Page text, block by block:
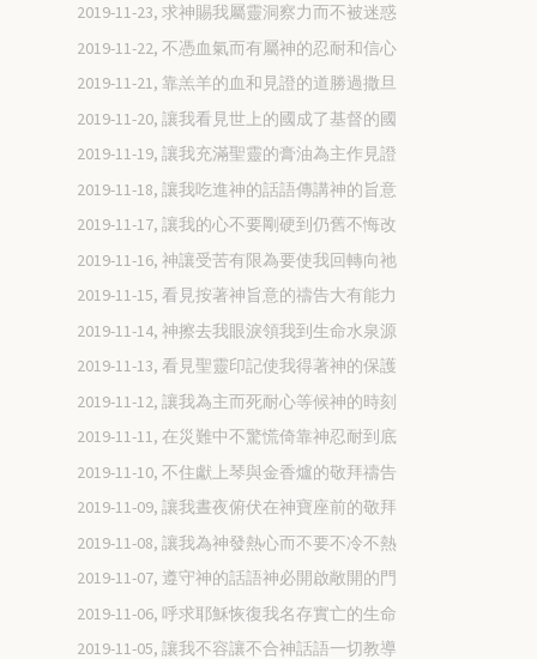
2019-11-23, 求神賜我屬靈洞察力而不被迷惑
2019-11-22, 不憑血氣而有屬神的忍耐和信心
2019-11-21, 靠羔羊的血和見證的道勝過撒旦
2019-11-20, 讓我看見世上的國成了基督的國
2019-11-19, 讓我充滿聖靈的膏油為主作見證
2019-11-18, 讓我吃進神的話語傳講神的旨意
2019-11-17, 讓我的心不要剛硬到仍舊不悔改
2019-11-16, 神讓受苦有限為要使我回轉向祂
2019-11-15, 看見按著神旨意的禱告大有能力
2019-11-14, 神擦去我眼淚領我到生命水泉源
2019-11-13, 看見聖靈印記使我得著神的保護
2019-11-12, 讓我為主而死耐心等候神的時刻
2019-11-11, 在災難中不驚慌倚靠神忍耐到底
2019-11-10, 不住獻上琴與金香爐的敬拜禱告
2019-11-09, 讓我晝夜俯伏在神寶座前的敬拜
2019-11-08, 讓我為神發熱心而不要不冷不熱
2019-11-07, 遵守神的話語神必開啟敞開的門
2019-11-06, 呼求耶穌恢復我名存實亡的生命
2019-11-05, 讓我不容讓不合神話語一切教導